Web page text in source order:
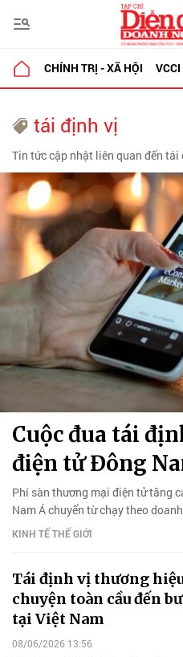
CHÍNH TRỊ - XÃ HỘI VCCI
tái định vị
Tin tức cập nhật liên quan đến tái
Cuộc đua tái
điện tử Đông
Phí sàn thương mại điện tử tăng
Nam Á chuyển từ chạy theo
KINH TẾ THẾ GIỚI
Tái định vị thương
chuyện toàn cầu đến
tại Việt Nam
08/06/2026 13:56